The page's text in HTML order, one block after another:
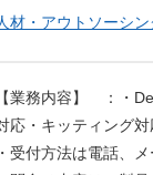
材・アウトソーシ
【業務内容】 ：・
応・キッティング
・受付方法は電話、